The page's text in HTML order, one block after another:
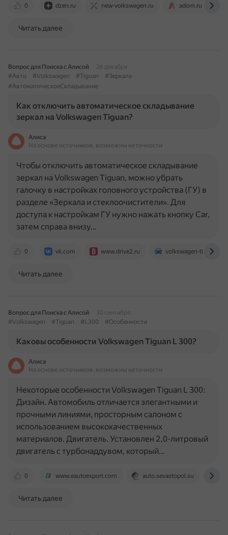
0 dzen.ru new-volkswagen.ru adom.ru
Читать далее
Вопрос для Поиска с Алисой
26 декабря
#Авто
#Volkswagen #Tiguan
#Зеркала
#АвтоматическоеСкладывание
Как отключить автоматическое складывание
зеркал на Volkswagen Tiguan?
Алиса
На основе источников, возможны неточности
0 vk.com www.drive2.ru volkswagen-tiguan-
Чтобы отключить автоматическое складывание
зеркал на Volkswagen Tiguan, можно убрать
галочку в настройках головного устройства (ГУ) в
разделе «Зеркала и стеклоочистители». Для
доступа к настройкам ГУ нужно нажать кнопку Car,
затем справа внизу…
Читать далее
Вопрос для Поиска с Алисой
30 сентября
#Volkswagen
#Tiguan #L300 #Особенности
Каковы особенности Volkswagen Tiguan L 300?
Алиса
На основе источников, возможны неточности
0 www.eautoexport.com auto.sevastopol.su
Некоторые особенности Volkswagen Tiguan L 300:
Дизайн. Автомобиль отличается элегантными и
прочными линиями, просторным салоном с
использованием высококачественных
материалов. Двигатель. Установлен 2,0-литровый
двигатель с турбонаддувом, который…
Читать далее